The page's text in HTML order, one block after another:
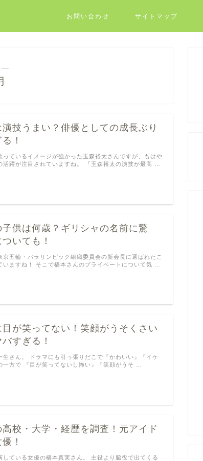
お問い合わせ サイトマップ
―
演技うまい？俳優としての成長ぶり
！
っているイメージが強かった玉森裕太さんですが、もはや
活躍が注目されていますね。 『玉森裕太の演技が最高 …
供は何歳？ギリシャの名前に驚
いても！
京五輪・パラリンピック組織委員会の新会長に選ばれたこ
いますね！ そこで橋本さんのプライベートについて気 …
が笑ってない！笑顔がうそくさい
すぎる！
生さん。 ドラマにも引っ張りだこで『かわいい』『イケ
一方で 『目が笑ってないし怖い』『笑顔がうそ …
校・大学・経歴を調査！元アイド
！
している女優の橋本真実さん。 主役より脇役で出てくる